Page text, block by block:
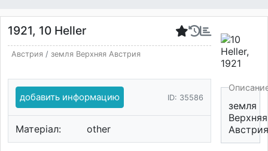
1921, 10 Heller
Австрия/земля Верхняя Австрия
добавить информацию ID: 35586
Матеріал: other
земля
Верхняя
Австрия